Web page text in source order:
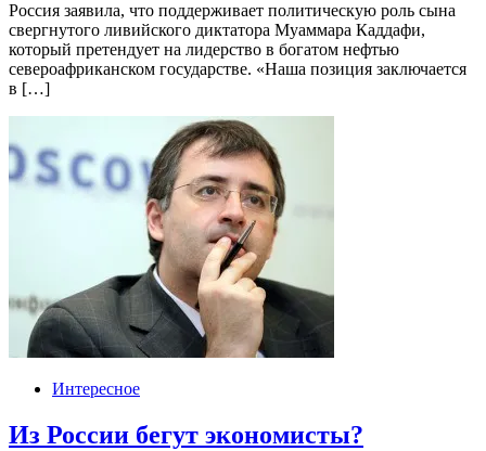
Россия заявила, что поддерживает политическую роль сына
свергнутого ливийского диктатора Муаммара Каддафи,
который претендует на лидерство в богатом нефтью
североафриканском государстве. «Наша позиция заключается
в […]
Интересное
Из России бегут экономисты?